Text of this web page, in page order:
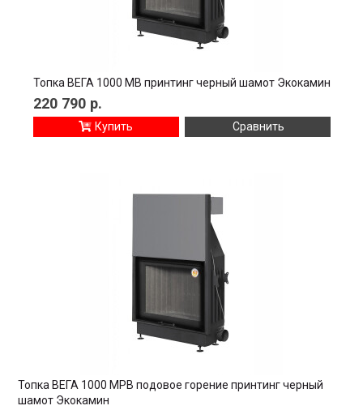
Топка ВЕГА 1000 MB принтинг черный шамот Экокамин
220 790 р.
Купить Сравнить
Топка ВЕГА 1000 MPB подовое горение принтинг черный
шамот Экокамин